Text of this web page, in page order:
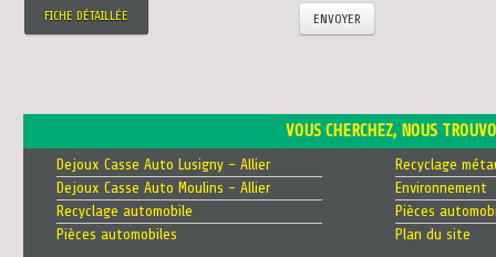
FICHE DÉTAILLÉE ENVOYER
VOUS CHERCHEZ, NOUS
Dejoux Casse Auto Lusigny - Allier
Dejoux Casse Auto Moulins - Allier
Recyclage automobile
Pièces automobiles
Recyclage
Environnement
Pièces
Plan du site